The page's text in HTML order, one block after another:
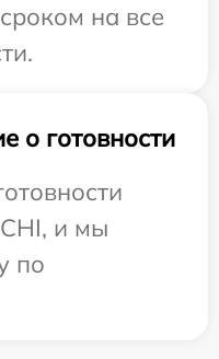
на все
о готовности
и мы
по